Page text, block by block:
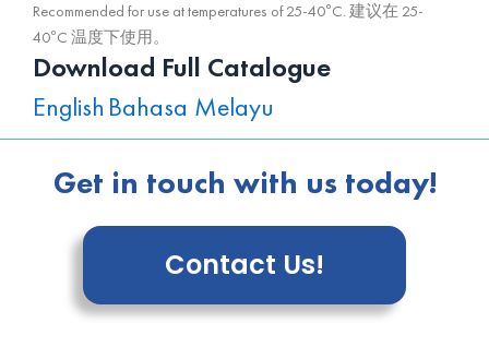
Recommended for use at temperatures of 25-40°C.建议在 25-
40°C 温度下使用。
Download Full Catalogue
English Bahasa Melayu
Get in touch with us today!
Contact Us!